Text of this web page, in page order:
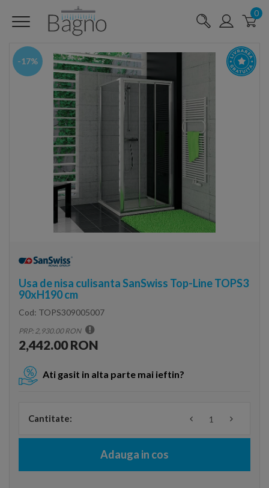
0
-17%
Usa de nisa culisanta SanSwiss Top-Line TOPS3
90xH190 cm
Cod: TOPS309005007
PRP: 2,930.00 RON
2,442.00 RON
Ati gasit in alta parte mai ieftin?
Cantitate:
Adauga in cos